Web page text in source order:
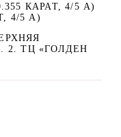
КАРАТ, 4/5 А)
4/5 А)
2. ТЦ «ГОЛДЕН